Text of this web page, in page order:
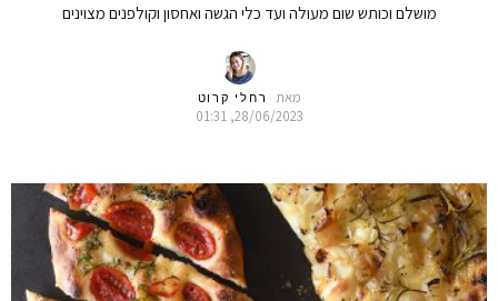
מושלם וכותש שום מעולה ועד כלי הגשה ואחסון וקולפנים מצוינים
מאת רחלי קרוט
28/06/2023, 01:31